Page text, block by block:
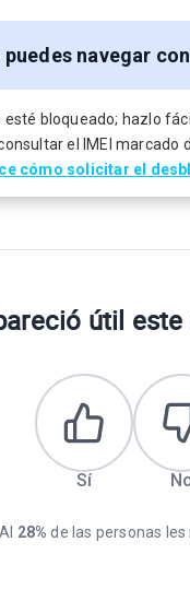
puedes navegar
bloqueado; hazlo
el IMEI
cómo solicitar el
útil
Sí
Al 28% de las personas les